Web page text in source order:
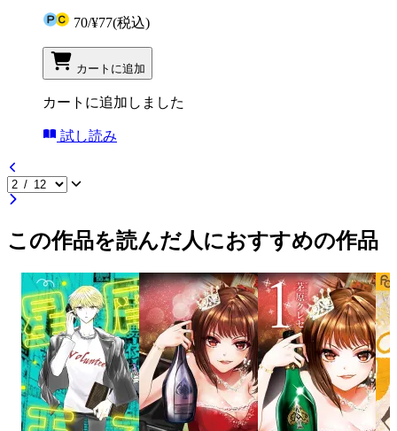
70/¥77(税込)
カートに追加
カートに追加しました
試し読み
この作品を読んだ人におすすめの作品